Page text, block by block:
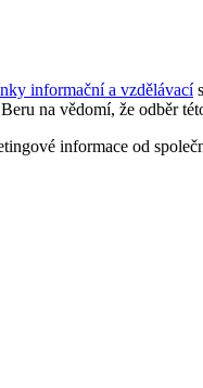
informační a vzdělávací
na vědomí, že odběr
informace od